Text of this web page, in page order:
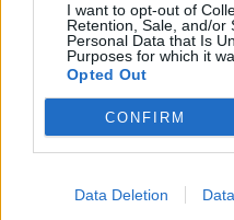
I want to opt-out of
Retention, Sale, and/or
Personal Data that Is
Purposes for which it
Opted Out
CONFIRM
Data Deletion
ΔΕΙΤΕ ΕΠΙΣΗΣ
ΣΤΗΝ ΙΔΙΑ